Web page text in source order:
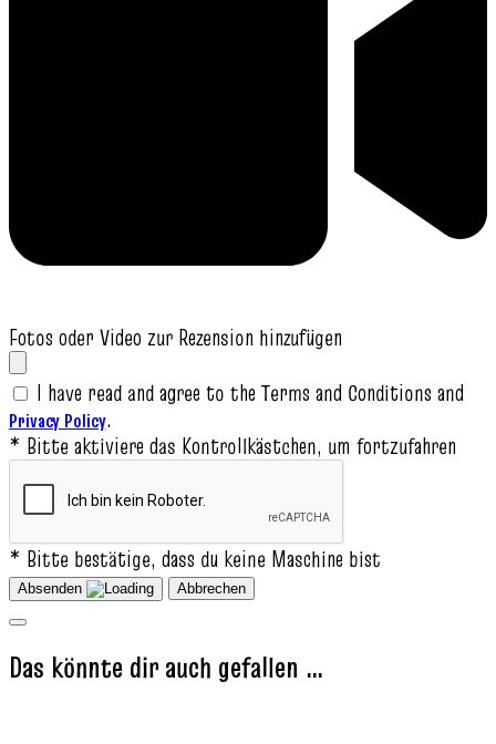
Fotos oder Video zur Rezension hinzufügen
I have read and agree to the Terms and Conditions and
Privacy Policy.
* Bitte aktiviere das Kontrollkästchen, um fortzufahren
* Bitte bestätige, dass du keine Maschine bist
Absenden Abbrechen
Das könnte dir auch gefallen …